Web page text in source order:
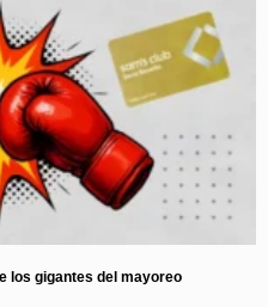
los gigantes del mayoreo